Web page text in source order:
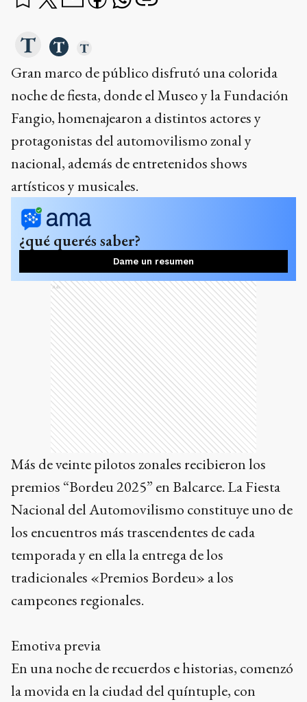
Gran marco de público disfrutó una colorida
noche de fiesta, donde el Museo y la Fundación
Fangio, homenajearon a distintos actores y
protagonistas del automovilismo zonal y
nacional, además de entretenidos shows
artísticos y musicales.
¿qué querés saber?
Dame un resumen
Ads
Más de veinte pilotos zonales recibieron los
premios “Bordeu 2025” en Balcarce. La Fiesta
Nacional del Automovilismo constituye uno de
los encuentros más trascendentes de cada
temporada y en ella la entrega de los
tradicionales «Premios Bordeu» a los
campeones regionales.
Emotiva previa
En una noche de recuerdos e historias, comenzó
la movida en la ciudad del quíntuple, con